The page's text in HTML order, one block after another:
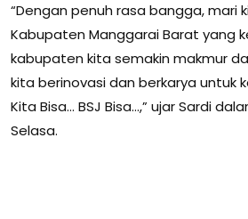
“Dengan penuh rasa bangga, mari
Kabupaten Manggarai Barat yang
kabupaten kita semakin makmur
kita berinovasi dan berkarya untuk
Kita Bisa… BSJ Bisa…,” ujar Sardi
Selasa.